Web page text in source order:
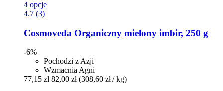
4 opcje
4.7 (3)
Cosmoveda Organiczny mielony imbir, 250 g
-6%
Pochodzi z Azji
Wzmacnia Agni
77,15 zł 82,00 zł (308,60 zł / kg)